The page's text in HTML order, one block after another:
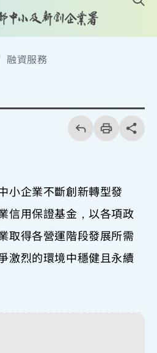
融資服務
回
上
一
頁
列
印
share分享
小企業不斷創新轉型發
信用保證基金，以各項政
取得各營運階段發展所需
激烈的環境中穩健且永續